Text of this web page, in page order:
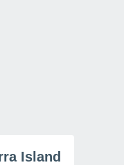
Island